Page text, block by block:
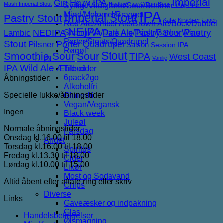
Syrligt/Vildtgæret/Sour/Berliner Weisse
Mjød/Melomel/Braggot
Red Ale/Amber Ale/Brown Ale/Bock/Dubbel
Strong Ale/Dark Ale/Triple/Barley Wine
Porter/Stouts/Quadrupel
Røgøl
Øl
Tilbud
6pack2go
Alkoholfri
Glutenfri
Vegan/Vegansk
Black week
Juleøl
Farsdag
Andet
Spiritus
Cider
Likør
Most og Sodavand
Chips
Diverse
Gaveæsker og indpakning
Glas
Ølsmagning
Mash Imperial Stout GinHazy IPA Hindbær Ice Cream Sour
Pastry StoutImperial StoutIPA Kaffe Kirsebær Lager
Lambic NEDIPANEIPA Pale Ale Pastry SourPastry
Stout Pilsner Porter Quadrupel Saison Session IPA
Smoothie SourSour StoutTIPA Vanilje West Coast
IPAWild Ale Æble cider
Åbningstider:
Specielle lukke/åbningstider
Ingen
Normale åbningstider
Onsdag kl.16.00 til 18.00
Torsdag kl.16.00 til 18.00
Fredag kl.13.30 til 18.00
Lørdag kl.10.00 til 15.00
Altid åbent efter aftale ring eller skriv
Links
Handelsbetingelser